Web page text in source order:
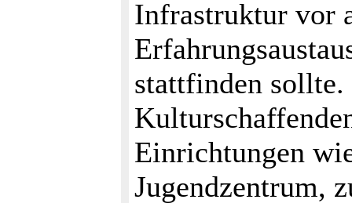
Infrastruktur vor
stattfinden
Einrichtungen
Jugendzentrum,